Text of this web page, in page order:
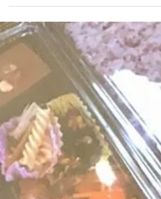
た。 それにはいろんな現象が起きてきて､今
年か世界中がいろんな事に翻弄されてきまし
が、 もうまもなくその世界の扉を閉じて、次
扉を開くときだと...